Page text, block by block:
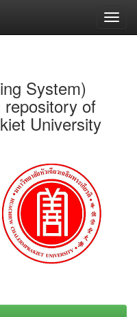
System)
of
University